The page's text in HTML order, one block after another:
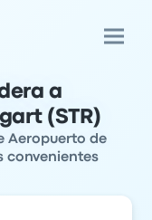
a
(STR)
Aeropuerto de
convenientes